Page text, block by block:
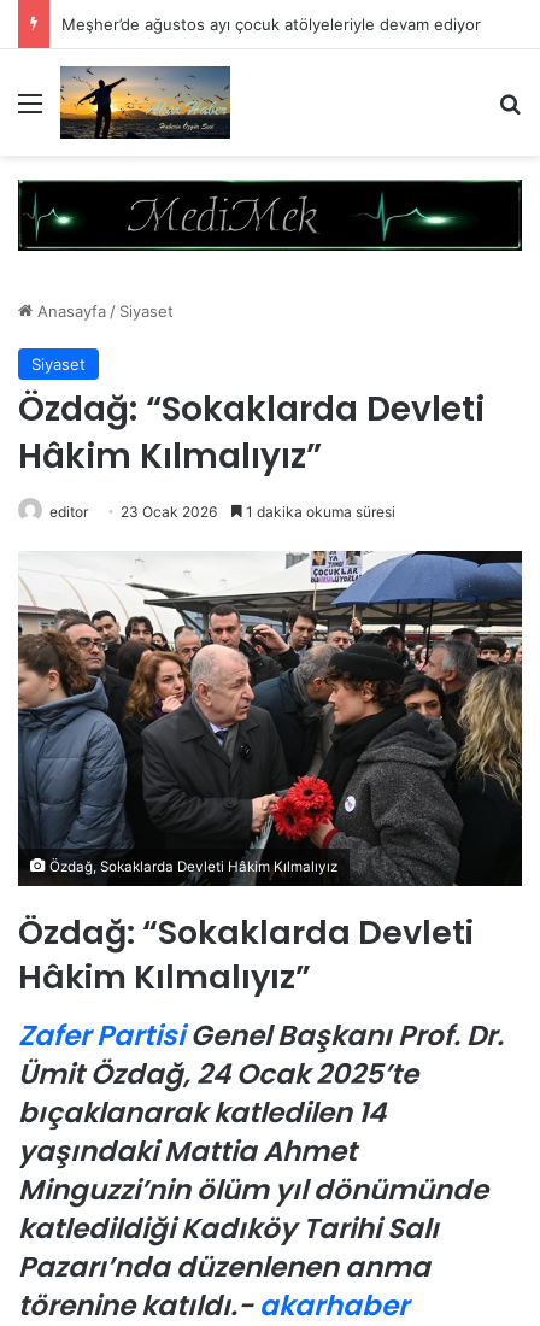
Meşher’de ağustos ayı çocuk atölyeleriyle devam ediyor
Menü
Anasayfa / Siyaset
Siyaset
Özdağ: “Sokaklarda Devleti
Hâkim Kılmalıyız”
editor 23 Ocak 2026 1 dakika okuma süresi
Özdağ, Sokaklarda Devleti Hâkim Kılmalıyız
Özdağ: “Sokaklarda Devleti
Hâkim Kılmalıyız”
Zafer PartisiGenel Başkanı Prof. Dr.
Ümit Özdağ, 24 Ocak 2025’te
bıçaklanarak katledilen 14
yaşındaki Mattia Ahmet
Minguzzi’nin ölüm yıl dönümünde
katledildiği Kadıköy Tarihi Salı
Pazarı’nda düzenlenen anma
törenine katıldı.-akarhaber